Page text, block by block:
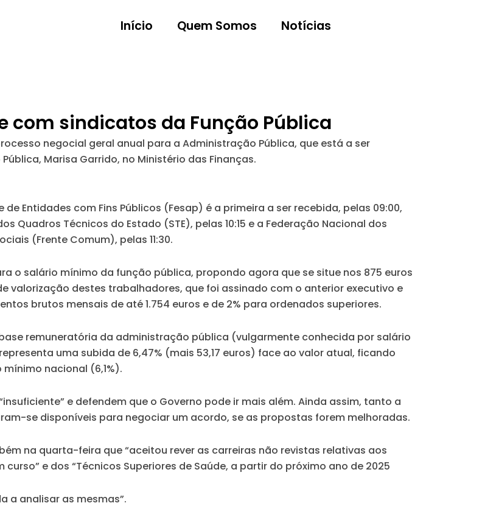
Início Quem Somos Notícias
com sindicatos da Função Pública
negocial geral anual para a Administração Pública, que está a ser
Marisa Garrido, no Ministério das Finanças.
Entidades com Fins Públicos (Fesap) é a primeira a ser recebida, pelas 09:00,
Quadros Técnicos do Estado (STE), pelas 10:15 e a Federação Nacional dos
(Frente Comum), pelas 11:30.
o salário mínimo da função pública, propondo agora que se situe nos 875 euros
valorização destes trabalhadores, que foi assinado com o anterior executivo e
brutos mensais de até 1.754 euros e de 2% para ordenados superiores.
remuneratória da administração pública (vulgarmente conhecida por salário
uma subida de 6,47% (mais 53,17 euros) face ao valor atual, ficando
nacional (6,1%).
e defendem que o Governo pode ir mais além. Ainda assim, tanto a
se disponíveis para negociar um acordo, se as propostas forem melhoradas.
na quarta-feira que “aceitou rever as carreiras não revistas relativas aos
e dos “Técnicos Superiores de Saúde, a partir do próximo ano de 2025
a analisar as mesmas”.